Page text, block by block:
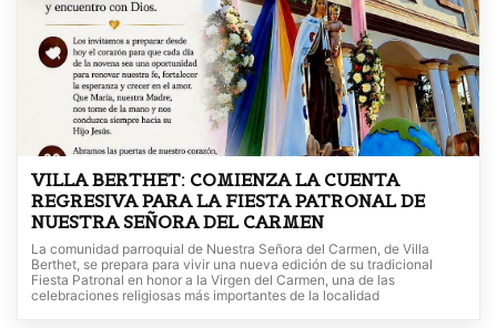
VILLA BERTHET: COMIENZA LA CUENTA
REGRESIVA PARA LA FIESTA PATRONAL DE
NUESTRA SEÑORA DEL CARMEN
La comunidad parroquial de Nuestra Señora del Carmen, de Villa
Berthet, se prepara para vivir una nueva edición de su tradicional
Fiesta Patronal en honor a la Virgen del Carmen, una de las
celebraciones religiosas más importantes de la localidad